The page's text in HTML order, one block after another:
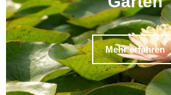
Mehr erfahren